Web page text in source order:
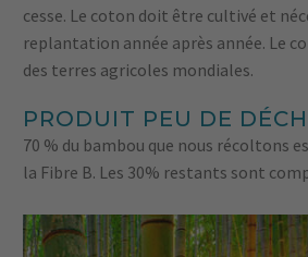
cesse. Le coton doit être cultivé et
replantation année après année. Le
des terres agricoles mondiales.
PRODUIT PEU DE
70 % du bambou que nous récoltons
la Fibre B. Les 30% restants sont